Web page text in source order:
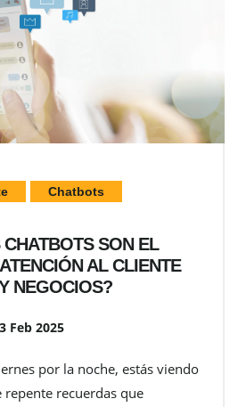
Chatbots
SON EL
AL CLIENTE
NEGOCIOS?
Feb 2025
por la noche, estás viendo
recuerdas que